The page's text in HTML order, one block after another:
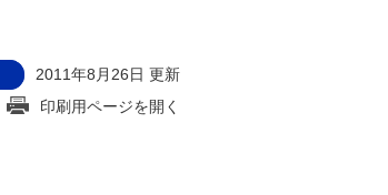
2011年8月26日 更新
印刷用ページを開く